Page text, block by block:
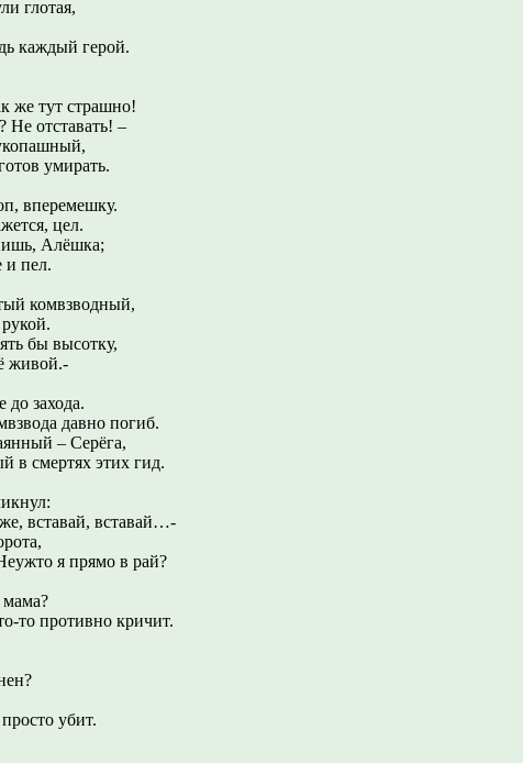
глотая,
герой.
страшно!
отставать! –
умирать.
вперемешку.
цел.
Алёшка;
и пел.
комвзводный,
бы высотку,
захода.
давно погиб.
– Серёга,
смертях этих гид.
вставай…-
прямо в рай?
мама?
кричит.
убит.